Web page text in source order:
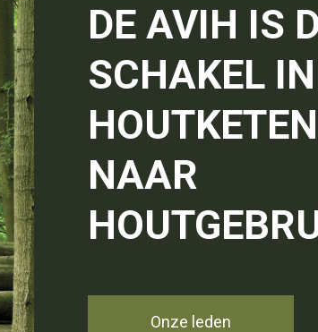
DE AVIH IS
SCHAKEL
NAAR
Onze leden